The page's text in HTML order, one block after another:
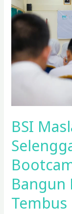
BSI
Bangun
Tembus
Selenggarakan
Leadventure
Bootcamp
Palembang,
Bangun
Keberanian
Terbaik